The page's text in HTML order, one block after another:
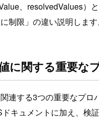
、resolvedValues）と
制限」の違い説明します
に関する重要な
連する3つの重要なプロ
ドキュメントに加え、検